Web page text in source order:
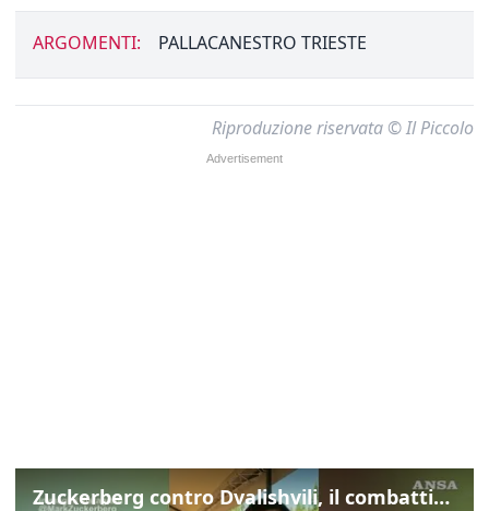
ARGOMENTI: PALLACANESTRO TRIESTE
Riproduzione riservata © Il Piccolo
Zuckerberg contro Dvalishvili, il combattimento in mezzo a un lago